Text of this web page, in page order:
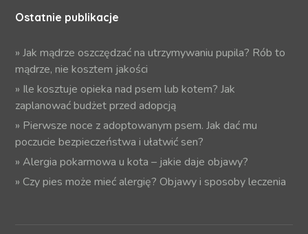
Ostatnie publikacje
»Jak mądrze oszczędzać na utrzymywaniu pupila? Rób to
mądrze, nie kosztem jakości
» Ile kosztuje opieka nad psem lub kotem? Jak
zaplanować budżet przed adopcją
» Pierwsze noce z adoptowanym psem. Jak dać mu
poczucie bezpieczeństwa i ułatwić sen?
»Alergia pokarmowa u kota – jakie daje objawy?
»Czy pies może mieć alergię? Objawy i sposoby leczenia